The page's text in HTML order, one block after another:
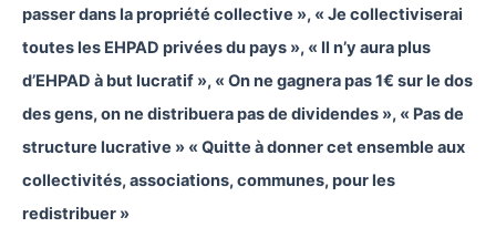
passer dans la propriété collective », « Je collectiviserai
toutes les EHPAD privées du pays », « Il n’y aura plus
d’EHPAD à but lucratif », « On ne gagnera pas 1€ sur le dos
des gens, on ne distribuera pas de dividendes », « Pas de
structure lucrative » « Quitte à donner cet ensemble aux
collectivités, associations, communes, pour les
redistribuer »